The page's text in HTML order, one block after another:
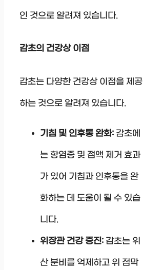
인 것으로 알려져 있습니다.
감초의 건강상 이점
감초는 다양한 건강상 이점을 제공
하는 것으로 알려져 있습니다.
기침 및 인후통 완화: 감초에
는 항염증 및 점액 제거 효과
가 있어 기침과 인후통을 완
화하는 데 도움이 될 수 있습
니다.
위장관 건강 증진: 감초는 위
산 분비를 억제하고 위 점막